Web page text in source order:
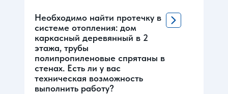
Необходимо найти протечку в
системе отопления: дом
каркасный деревянный в 2
этажа, трубы
полипропиленовые спрятаны в
стенах. Есть ли у вас
техническая возможность
выполнить работу?